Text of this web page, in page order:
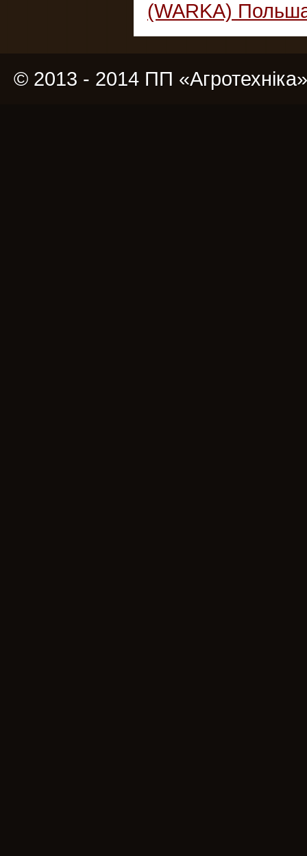
(WARKA)
© 2013 - 2014 ПП «Агротехніка»